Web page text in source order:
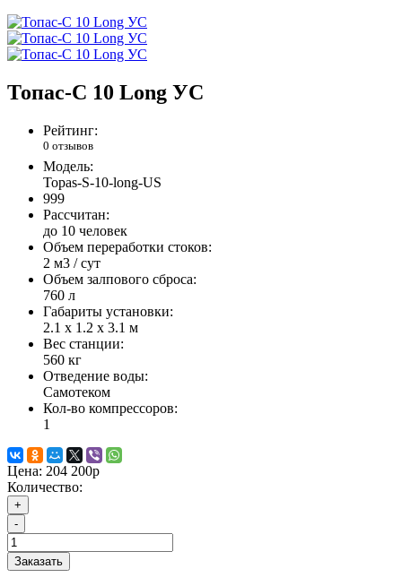
Топас-С 10 Long УС
Рейтинг:
0 отзывов
Модель:
Тоpas-S-10-long-US
999
Рассчитан:
до 10 человек
Объем переработки стоков:
2 м3 / сут
Объем залпового сброса:
760 л
Габариты установки:
2.1 х 1.2 х 3.1 м
Вес станции:
560 кг
Отведение воды:
Самотеком
Кол-во компрессоров:
1
Цена: 204 200р
Количество:
+
-
Заказать